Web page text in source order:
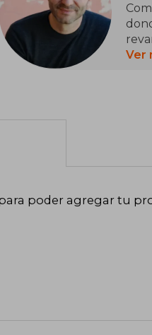
Ver
poder agregar tu